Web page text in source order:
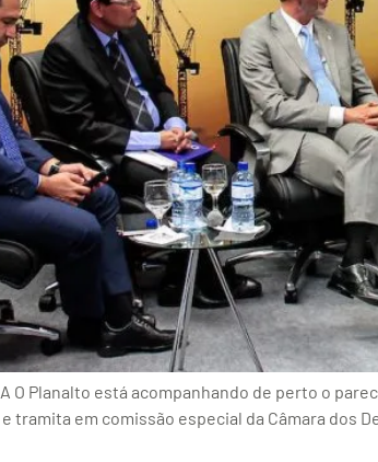
O Planalto está acompanhando de perto o
tramita em comissão especial da Câmara